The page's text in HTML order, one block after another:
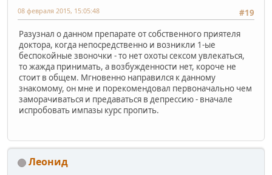
#19
08 февраля 2015, 15:05:48
Разузнал о данном препарате от собственного приятеля
доктора, когда непосредственно и возникли 1-ые
беспокойные звоночки - то нет охоты сексом увлекаться,
то жажда принимать, а возбужденности нет, короче не
стоит в общем. Мгновенно направился к данному
знакомому, он мне и порекомендовал первоначально чем
заморачиваться и предаваться в депрессию - вначале
испробовать импазы курс пропить.
Леонид